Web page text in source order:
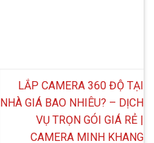
LẮP CAMERA 360 ĐỘ TẠI
NHÀ GIÁ BAO NHIÊU? – DỊCH
VỤ TRỌN GÓI GIÁ RẺ |
CAMERA MINH KHANG